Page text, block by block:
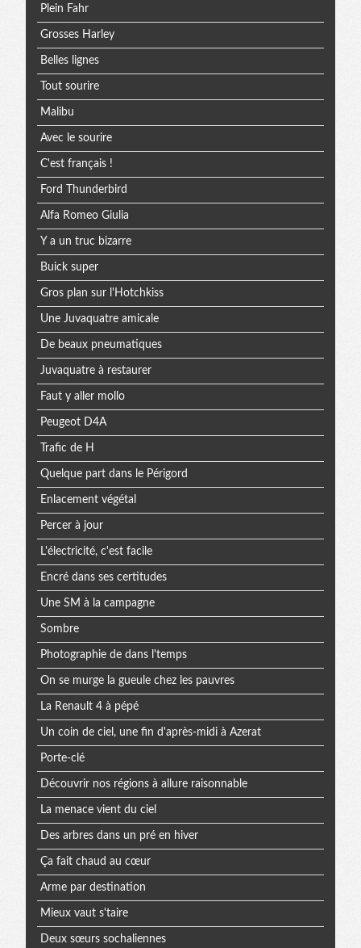
Plein Fahr
Grosses Harley
Belles lignes
Tout sourire
Malibu
Avec le sourire
C'est français !
Ford Thunderbird
Alfa Romeo Giulia
Y a un truc bizarre
Buick super
Gros plan sur l'Hotchkiss
Une Juvaquatre amicale
De beaux pneumatiques
Juvaquatre à restaurer
Faut y aller mollo
Peugeot D4A
Trafic de H
Quelque part dans le Périgord
Enlacement végétal
Percer à jour
L'électricité, c'est facile
Encré dans ses certitudes
Une SM à la campagne
Sombre
Photographie de dans l'temps
On se murge la gueule chez les pauvres
La Renault 4 à pépé
Un coin de ciel, une fin d'après-midi à Azerat
Porte-clé
Découvrir nos régions à allure raisonnable
La menace vient du ciel
Des arbres dans un pré en hiver
Ça fait chaud au cœur
Arme par destination
Mieux vaut s'taire
Deux sœurs sochaliennes